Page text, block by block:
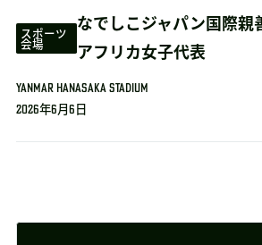
スポーツ
会場
なでしこジャパン国際親
アフリカ女子代表
YANMAR HANASAKA STADIUM
2026年6月6日